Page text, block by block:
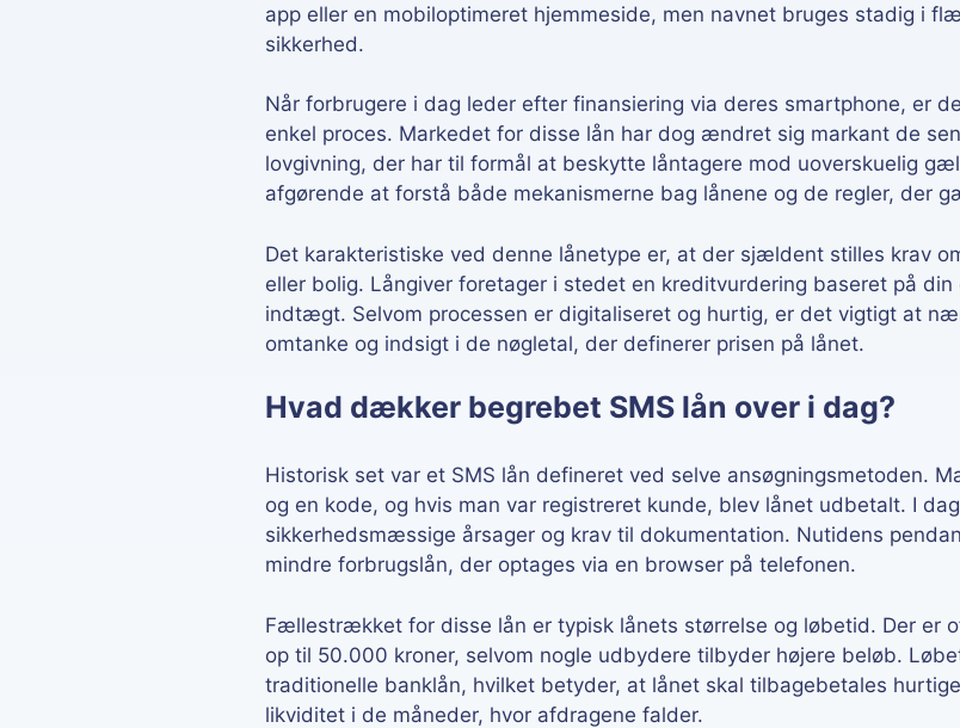
app eller en mobiloptimeret hjemmeside, men navnet bruges stadig i
sikkerhed.
Når forbrugere i dag leder efter finansiering via deres smartphone, er
enkel proces. Markedet for disse lån har dog ændret sig markant de
lovgivning, der har til formål at beskytte låntagere mod uoverskuelig
afgørende at forstå både mekanismerne bag lånene og de regler, der
Det karakteristiske ved denne lånetype er, at der sjældent stilles krav
eller bolig. Långiver foretager i stedet en kreditvurdering baseret på
indtægt. Selvom processen er digitaliseret og hurtig, er det vigtigt at
omtanke og indsigt i de nøgletal, der definerer prisen på lånet.
Hvad dækker begrebet SMS lån over i dag?
Historisk set var et SMS lån defineret ved selve ansøgningsmetoden.
og en kode, og hvis man var registreret kunde, blev lånet udbetalt. I
sikkerhedsmæssige årsager og krav til dokumentation. Nutidens
mindre forbrugslån, der optages via en browser på telefonen.
Fællestrækket for disse lån er typisk lånets størrelse og løbetid. Der er
op til 50.000 kroner, selvom nogle udbydere tilbyder højere beløb.
traditionelle banklån, hvilket betyder, at lånet skal tilbagebetales
likviditet i de måneder, hvor afdragene falder.